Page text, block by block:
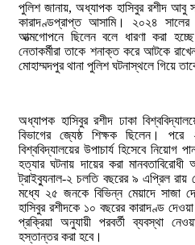
পুলিশ জানায়, অধ্যাপক হাসিবুর রশীদ আবু
কারাদণ্ডপ্রাপ্ত আসামি। ২০২৪
আত্মগোপনে ছিলেন বলে ধারণা করা
নেতাকর্মীরা তাকে শনাক্ত করে আটকে
মোহাম্মদপুর থানা পুলিশ ঘটনাস্থলে গিয়ে
অধ্যাপক হাসিবুর রশীদ ঢাকা
বিভাগের জ্যেষ্ঠ শিক্ষক ছিলেন।
বিশ্ববিদ্যালয়ের উপাচার্য হিসেবে
হত্যার ঘটনায় দায়ের করা
ট্রাইব্যুনাল-২ চলতি বছরের ৯ এপ্রিল
মধ্যে ২৫ জনকে বিভিন্ন মেয়াদে সাজা
হাসিবুর রশীদকে ১০ বছরের কারাদণ্ড
প্রক্রিয়া অনুযায়ী পরবর্তী ব্যবস্থা
হস্তান্তর করা হবে।